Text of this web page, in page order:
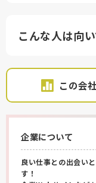
こんな人は向
この会
企業について
良い仕事との出会いと
す！